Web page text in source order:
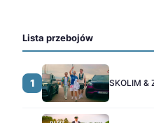
Lista przebojów
1 SKOLIM &